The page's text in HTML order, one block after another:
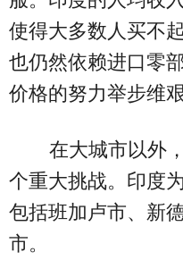
使得大多数人买不
也仍然依赖进口零
价格的努力举步维艰
在大城市以外
个重大挑战。印度
包括班加卢市、新
市。